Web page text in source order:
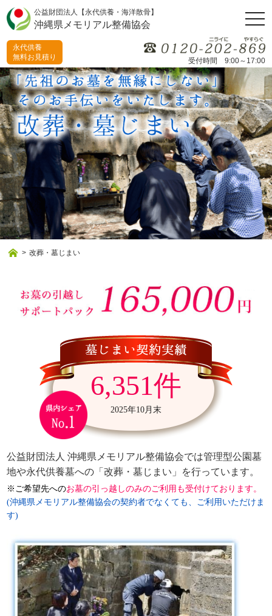
公益財団法人【永代供養・海洋散骨】
沖縄県メモリアル整備協会
受付時間 9:00～17:00
永代供養
無料お見積り
> 改葬・墓じまい
6,351件
2025年10月末
公益財団法人 沖縄県メモリアル整備協会では管理型公園墓
地や永代供養墓への「改葬・墓じまい」を行っています。
※ご希望先へのお墓の引っ越しのみのご利用も受付けております。
(沖縄県メモリアル整備協会の契約者でなくても、ご利用いただけま
す)